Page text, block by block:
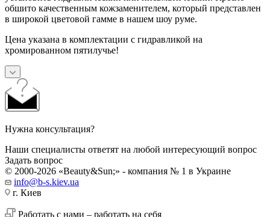
обшито качественным кожзаменителем, который представлен
в широкой цветовой гамме в нашем шоу руме.
Цена указана в комплектации с гидравликой на
хромированном пятилучье!
Нужна консультация?
Наши специалисты ответят на любой интересующий вопрос
Задать вопрос
© 2000-2026 «Beauty&Sun;» - компания № 1 в Украине
info@b-s.kiev.ua
г. Киев
Работать с нами – работать на себя